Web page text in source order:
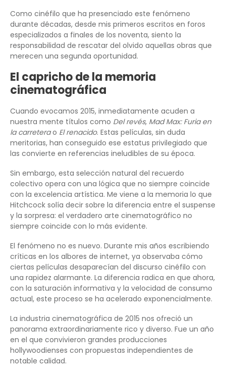
Como cinéfilo que ha presenciado este fenómeno
durante décadas, desde mis primeros escritos en foros
especializados a finales de los noventa, siento la
responsabilidad de rescatar del olvido aquellas obras que
merecen una segunda oportunidad.
El capricho de la memoria
cinematográfica
Cuando evocamos 2015, inmediatamente acuden a
nuestra mente títulos como Del revés, Mad Max: Furia en
la carreterao El renacido. Estas películas, sin duda
meritorias, han conseguido ese estatus privilegiado que
las convierte en referencias ineludibles de su época.
Sin embargo, esta selección natural del recuerdo
colectivo opera con una lógica que no siempre coincide
con la excelencia artística. Me viene a la memoria lo que
Hitchcock solía decir sobre la diferencia entre el suspense
y la sorpresa: el verdadero arte cinematográfico no
siempre coincide con lo más evidente.
El fenómeno no es nuevo. Durante mis años escribiendo
críticas en los albores de internet, ya observaba cómo
ciertas películas desaparecían del discurso cinéfilo con
una rapidez alarmante. La diferencia radica en que ahora,
con la saturación informativa y la velocidad de consumo
actual, este proceso se ha acelerado exponencialmente.
La industria cinematográfica de 2015 nos ofreció un
panorama extraordinariamente rico y diverso. Fue un año
en el que convivieron grandes producciones
hollywoodienses con propuestas independientes de
notable calidad.